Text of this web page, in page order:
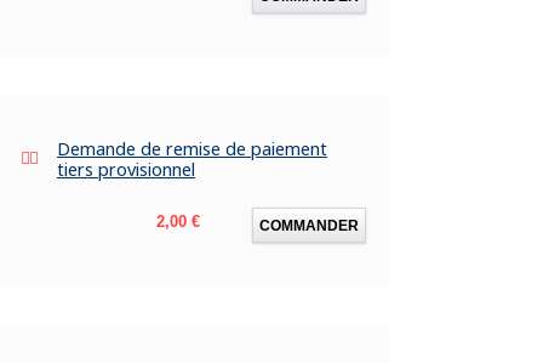
Demande de remise de paiement
tiers provisionnel
Prix
2,00 € COMMANDER